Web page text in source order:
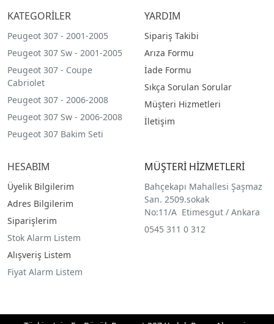
KATEGORİLER
Peugeot 307 - 2001-2005
Peugeot 307 Sw - 2001-2005
Peugeot 307 - Coupe
Cabriolet
Peugeot 307 - 2006-2008
Peugeot 307 Sw - 2006-2008
Peugeot 307 Bakim Seti
YARDIM
Sipariş Takibi
Arıza Formu
İade Formu
Sıkça Sorulan Sorular
Müşteri Hizmetleri
İletişim
HESABIM
Üyelik Bilgilerim
Adres Bilgilerim
Siparişlerim
Stok Alarm Listem
Alışveriş Listem
Fiyat Alarm Listem
MÜŞTERİ HİZMETLERİ
Bahçekapı Mahallesi Şaşmaz
San. 2509.sokak
No:11/A Etimesgut / Ankara
0545 311 0 312